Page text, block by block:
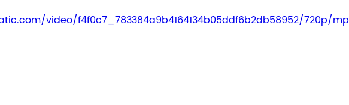
video/f4f0c7_783384a9b4164134b05ddf6b2db58952/720p/mp